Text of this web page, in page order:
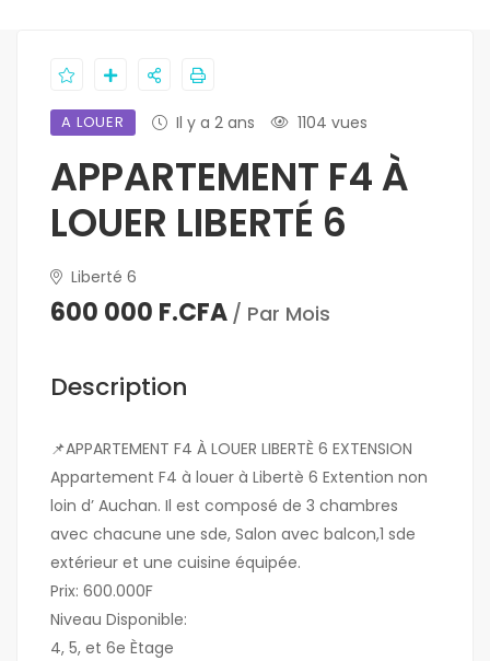
A LOUER Il y a 2 ans 1104 vues
APPARTEMENT F4 À
LOUER LIBERTÉ 6
Liberté 6
600 000 F.CFA / Par Mois
Description
📌APPARTEMENT F4 À LOUER LIBERTÈ 6 EXTENSION
Appartement F4 à louer à Libertè 6 Extention non
loin d’ Auchan. Il est composé de 3 chambres
avec chacune une sde, Salon avec balcon,1 sde
extérieur et une cuisine équipée.
Prix: 600.000F
Niveau Disponible:
4, 5, et 6e Ètage